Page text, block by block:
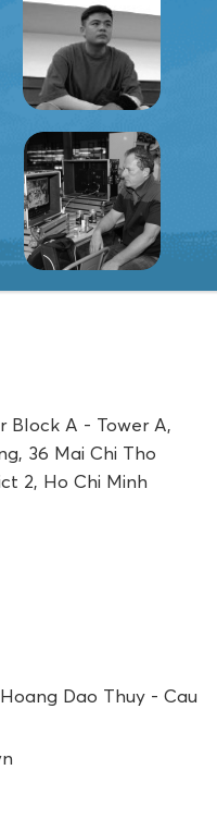
Block A - Tower A,
36 Mai Chi Tho
2, Ho Chi Minh
Dao Thuy - Cau